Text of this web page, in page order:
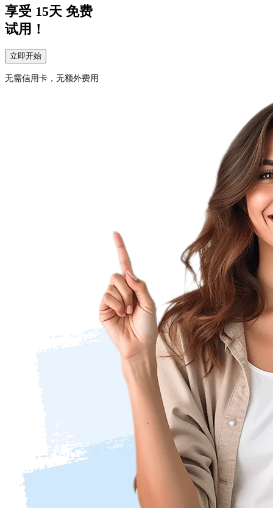
享受 15天 免费
试用！
立即开始
无需信用卡，无额外费用